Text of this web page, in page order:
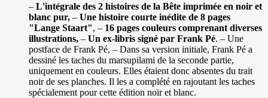
– L'intégrale des 2 histoires de la Bête imprimée en noir et
blanc pur, – Une histoire courte inédite de 8 pages
"Lange Staart", – 16 pages couleurs comprenant diverses
illustrations, – Un ex-libris signé par Frank Pé. – Une
postface de Frank Pé, – Dans sa version initiale, Frank Pé a
dessiné les taches du marsupilami de la seconde partie,
uniquement en couleurs. Elles étaient donc absentes du trait
noir de ses planches. Il les a complété en rajoutant les taches
spécialement pour cette édition noir et blanc.